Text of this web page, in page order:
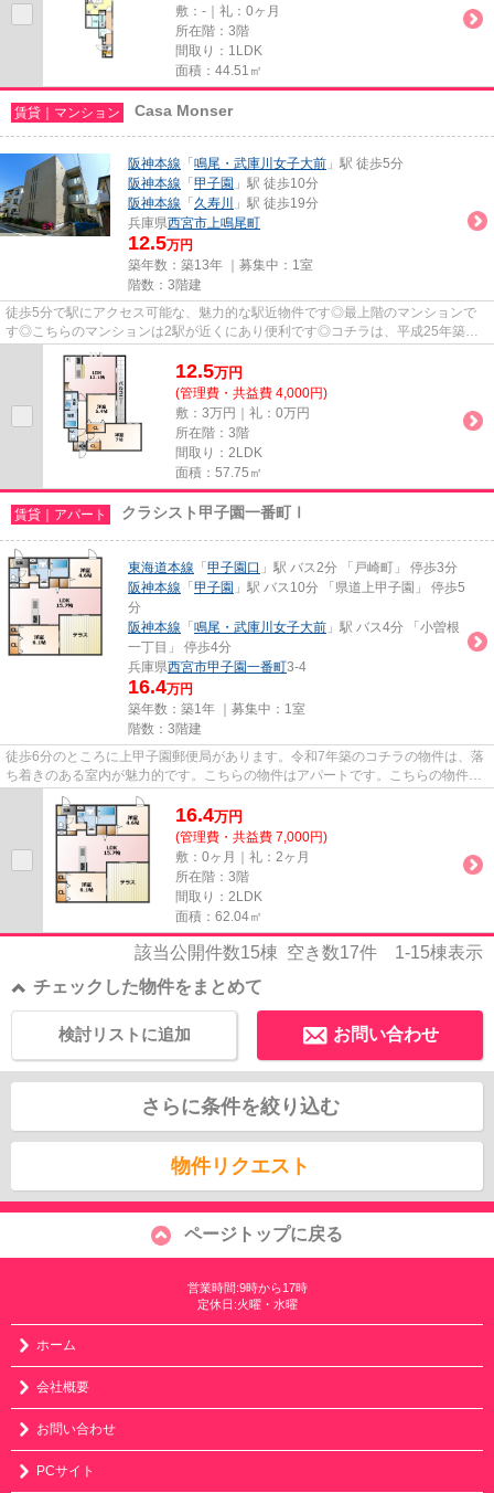
敷：-｜礼：0ヶ月
所在階：3階
間取り：1LDK
面積：44.51㎡
賃貸｜マンション Casa Monser
阪神本線 「 鳴尾・武庫川女子大前 」駅 徒歩5分
阪神本線 「 甲子園 」駅 徒歩10分
阪神本線 「 久寿川
」駅 徒歩19分
兵庫県西宮市上鳴尾町
12.5万円
築年数：築13年 ｜募集中： 1室
階数：3階建
徒歩5分で駅にアクセス可能な、魅力的な駅近物件です◎最上階のマンションで
す◎こちらのマンションは2駅が近くにあり便利です◎コチラは、平成25年築
の、多くの方に好評の物件となります...
12.5万円
(管理費・共益費 4,000円)
敷：3万円｜礼：0万円
所在階：3階
間取り：2LDK
面積：57.75㎡
賃貸｜アパート クラシスト甲子園一番町Ⅰ
東海道本線 「 甲子園口 」駅 バス2分 「戸崎町」 停歩3分
阪神本線 「 甲子園 」駅 バス10分 「県道上甲子園」 停歩5
分
阪神本線 「 鳴尾・武庫川女子大前 」駅 バス4分 「小曽根
一丁目」 停歩4分
兵庫県西宮市甲子園一番町3-4
16.4万円
築年数：築1年 ｜募集中： 1室
階数：3階建
徒歩6分のところに上甲子園郵便局があります。令和7年築のコチラの物件は、落
ち着きのある室内が魅力的です。こちらの物件はアパートです。こちらの物件は
自走式駐車場がご利用いただ...
16.4万円
(管理費・共益費 7,000円)
敷：0ヶ月｜礼：2ヶ月
所在階：3階
間取り：2LDK
面積：62.04㎡
該当公開件数15棟 空き数17件 1-15棟表示
チェックした物件をまとめて
お問い合わせ
検討リストに追加
さらに条件を絞り込む
物件リクエスト
ページトップに戻る
営業時間:9時から17時
定休日:火曜・水曜
ホーム
会社概要
お問い合わせ
PCサイト